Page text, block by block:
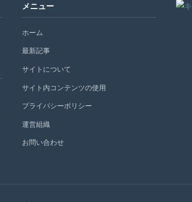
メニュー
ホーム
最新記事
サイトについて
サイト内コンテンツの使用
プライバシーポリシー
運営組織
お問い合わせ